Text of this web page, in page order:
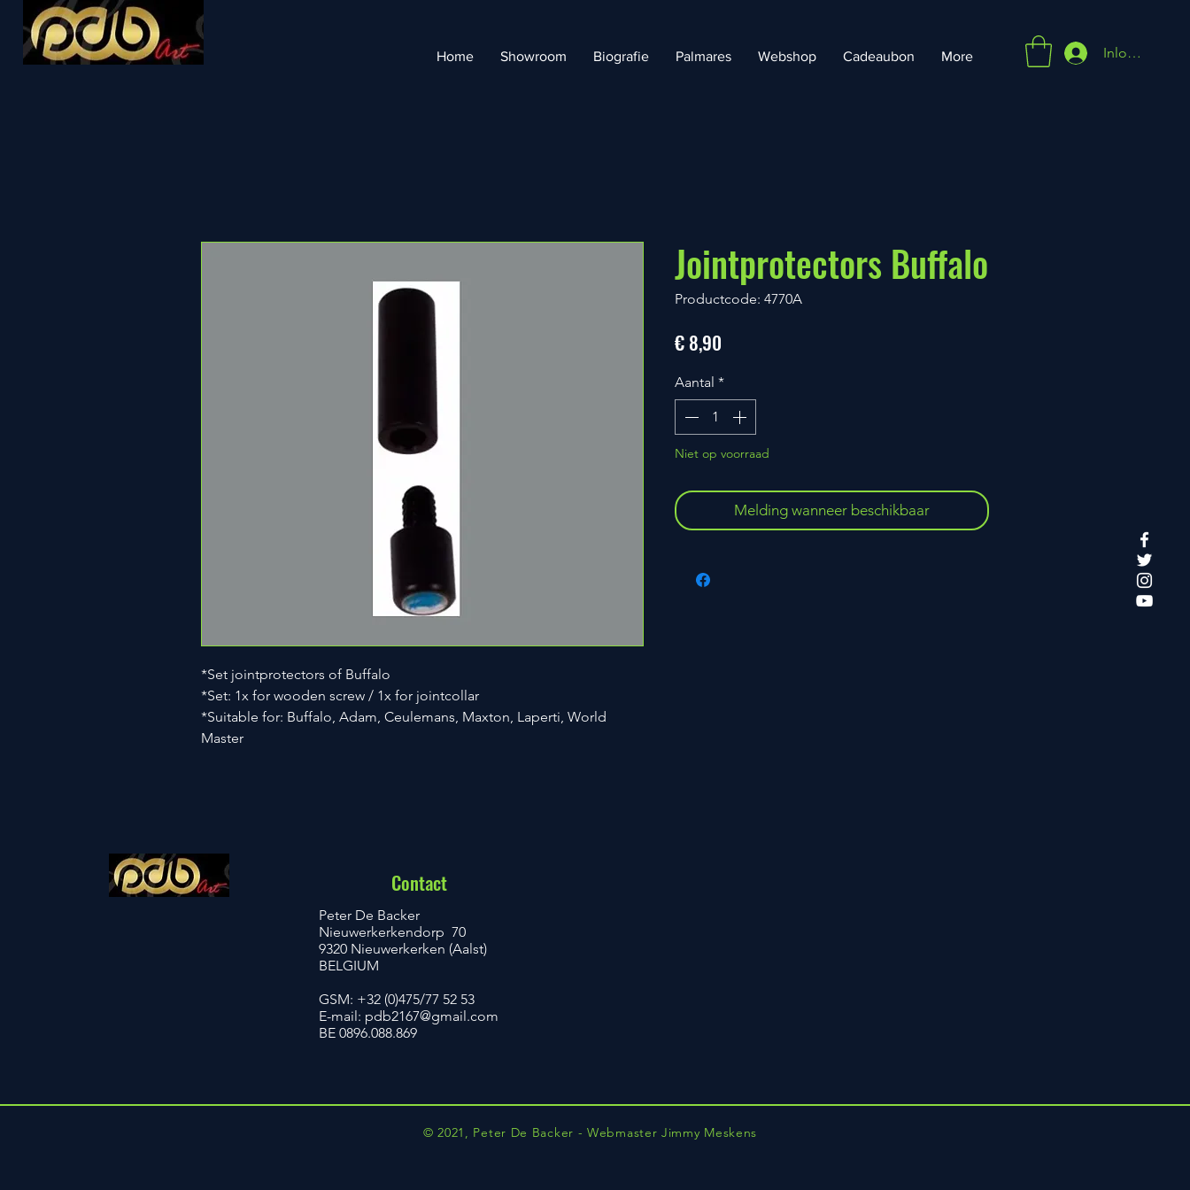
Home Showroom Biografie Palmares Webshop Cadeaubon More Inloggen
*Set jointprotectors of Buffalo
*Set: 1x for wooden screw / 1x for jointcollar
*Suitable for: Buffalo, Adam, Ceulemans, Maxton, Laperti, World
Master
Jointprotectors Buffalo
Productcode: 4770A
€ 8,90
Aantal *
Niet op voorraad
Melding wanneer beschikbaar
Contact
​Peter De Backer
Nieuwerkerkendorp 70
9320 Nieuwerkerken (Aalst)
BELGIUM
GSM: +32 (0)475/77 52 53
E-mail: pdb2167@gmail.com
BE 0896.088.869
© 2021, Peter De Backer - Webmaster Jimmy Meskens